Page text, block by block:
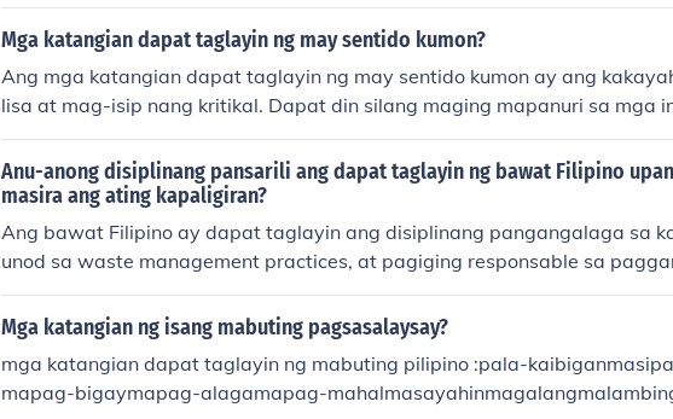
apat taglayin.
Mga katangian dapat taglayin ng may sentido kumon?
Ang mga katangian dapat taglayin ng may sentido kumon ay ang
lisa at mag-isip nang kritikal. Dapat din silang maging mapanuri sa mga
t sitwasyon, at may kakayahang gumawa ng mga desisyon batay sa
n. Ang pagkakaroon ng empatiya at malasakit sa kapwa ay mahalaga rin
waan ang iba't ibang pananaw. Sa kabuuan, ang sentido kumon ay nag-
ang paghusga at wastong kilos sa araw-araw na buhay.
Anu-anong disiplinang pansarili ang dapat taglayin ng bawat Filipino
masira ang ating kapaligiran?
Ang bawat Filipino ay dapat taglayin ang disiplinang pangangalaga sa
unod sa waste management practices, at pagiging responsable sa
yaman. Mahalaga rin ang pagiging conscious sa carbon footprint at ang
a sustainable na gawi sa pang-araw-araw na pamumuhay.
Mga katangian ng isang mabuting pagsasalaysay?
mga katangian dapat taglayin ng mabuting pilipino :pala-
mapag-bigaymapag-alagamapag-